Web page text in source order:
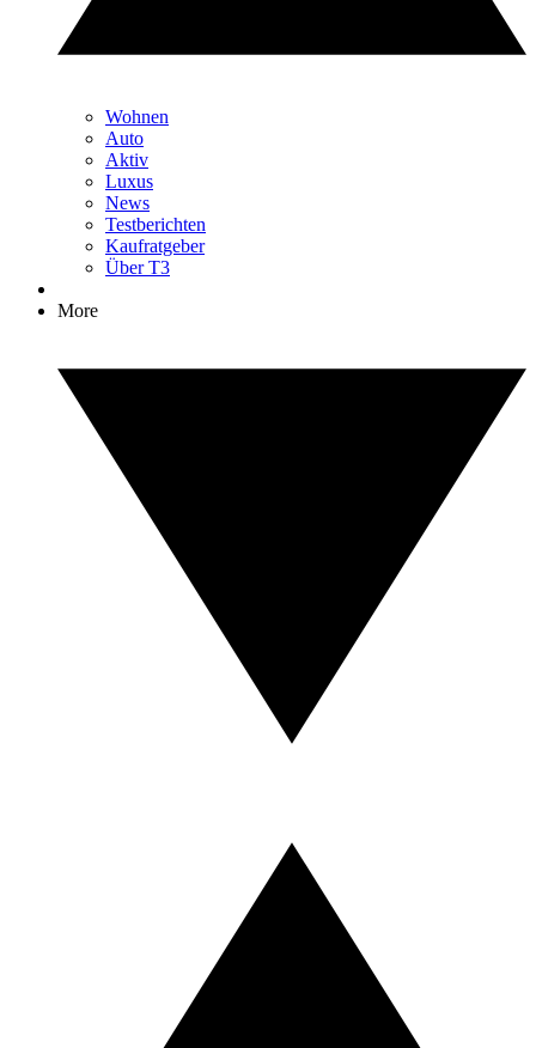
Wohnen
Auto
Aktiv
Luxus
News
Testberichten
Kaufratgeber
Über T3
More